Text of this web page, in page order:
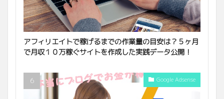
アフィリエイトで稼げるまでの作業量の目安は？５ヶ月
で月収１０万稼ぐサイトを作成した実践データ公開！
Google Adsense